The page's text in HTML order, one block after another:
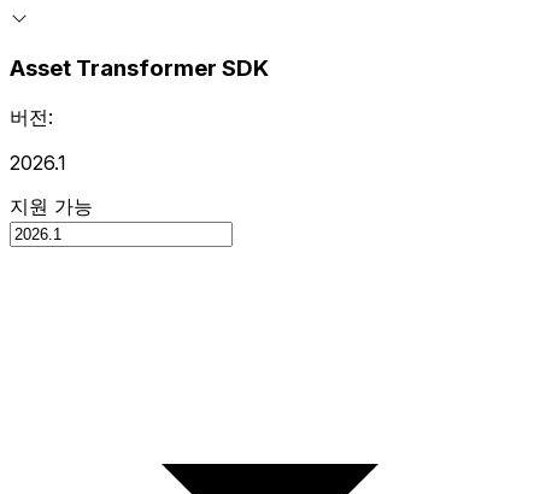
Asset Transformer SDK
버전:
2026.1
지원 가능